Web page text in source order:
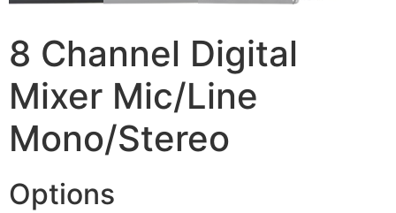
8 Channel Digital
Mixer Mic/Line
Mono/Stereo
Options